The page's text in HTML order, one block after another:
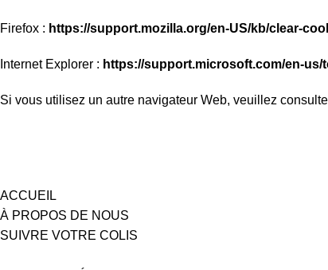
Firefox : https://support.mozilla.org/en-US/kb/clear-
Internet Explorer : https://support.microsoft.com/en-us/
Si vous utilisez un autre navigateur Web, veuillez
ACCUEIL
À PROPOS DE NOUS
SUIVRE VOTRE COLIS